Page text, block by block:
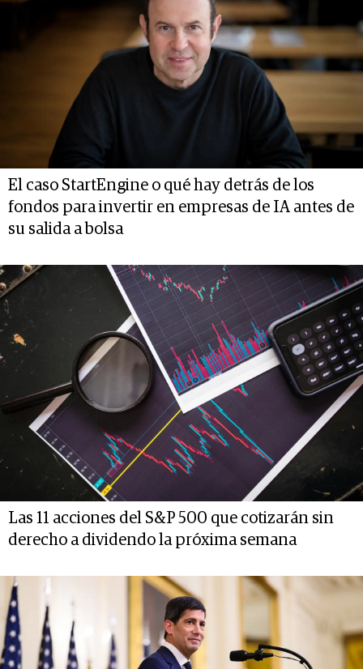
El caso StartEngine o qué hay detrás de los
fondos para invertir en empresas de IA antes de
su salida a bolsa
Las 11 acciones del S&P 500 que cotizarán sin
derecho a dividendo la próxima semana